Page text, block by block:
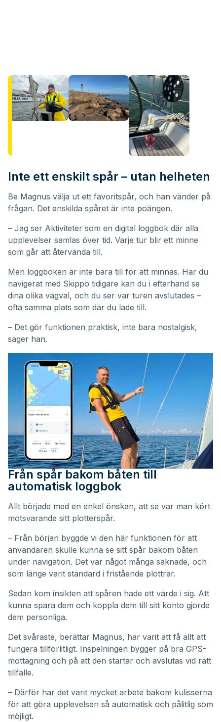
Inte ett enskilt spår – utan helheten
Be Magnus välja ut ett favoritspår, och han vänder på
frågan. Det enskilda spåret är inte poängen.
– Jag ser Aktiviteter som en digital loggbok där alla
upplevelser samlas över tid. Varje tur blir ett minne
som går att återvända till.
Men loggboken är inte bara till för att minnas. Har du
navigerat med Skippo tidigare kan du i efterhand se
dina olika vägval, och du ser var turen avslutades –
ofta samma plats som där du lade till.
– Det gör funktionen praktisk, inte bara nostalgisk,
säger han.
Från spår bakom båten till
automatisk loggbok
Allt började med en enkel önskan, att se var man kört
motsvarande sitt plotterspår.
– Från början byggde vi den här funktionen för att
användaren skulle kunna se sitt spår bakom båten
under navigation. Det var något många saknade, och
som länge varit standard i fristående plottrar.
Sedan kom insikten att spåren hade ett värde i sig. Att
kunna spara dem och koppla dem till sitt konto gjorde
dem personliga.
Det svåraste, berättar Magnus, har varit att få allt att
fungera tillförlitligt. Inspelningen bygger på bra GPS-
mottagning och på att den startar och avslutas vid rätt
tillfälle.
– Därför har det varit mycket arbete bakom kulisserna
för att göra upplevelsen så automatisk och pålitlig som
möjligt.